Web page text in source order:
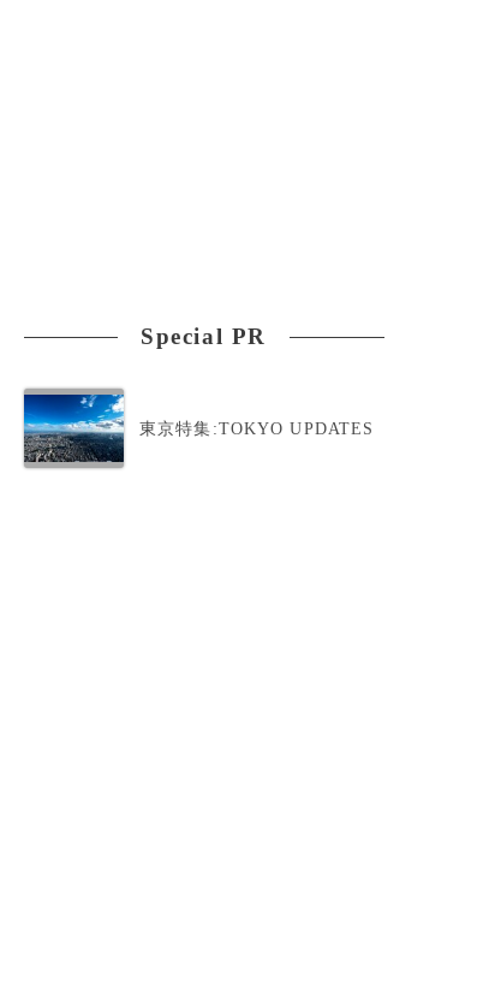
Special PR
東京特集:TOKYO UPDATES